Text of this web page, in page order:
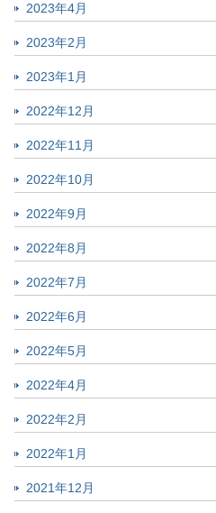
2023年4月
2023年2月
2023年1月
2022年12月
2022年11月
2022年10月
2022年9月
2022年8月
2022年7月
2022年6月
2022年5月
2022年4月
2022年2月
2022年1月
2021年12月